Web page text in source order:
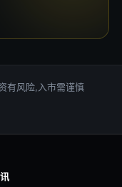
有风险,入市需谨慎